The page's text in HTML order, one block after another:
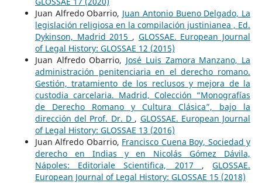
Juan Alfredo Obarrio, Juan Antonio Bueno Delgado, La
legislación religiosa en la compilación justinianea , Ed.
Dykinson, Madrid 2015 , GLOSSAE. European Journal
of Legal History: GLOSSAE 12 (2015)
Juan Alfredo Obarrio, José Luis Zamora Manzano, La
administración penitenciaria en el derecho romano.
Gestión, tratamiento de los reclusos y mejora de la
custodia carcelaria. Madrid, Colección “Monografías
de Derecho Romano y Cultura Clásica”, bajo la
dirección del Prof. Dr. D , GLOSSAE. European Journal
of Legal History: GLOSSAE 13 (2016)
Juan Alfredo Obarrio, Francisco Cuena Boy, Sociedad y
derecho en Indias y en Nicolás Gómez Dávila,
Nápoles: Editoriale Scientifica, 2017 ,GLOSSAE.
European Journal of Legal History: GLOSSAE 15 (2018)